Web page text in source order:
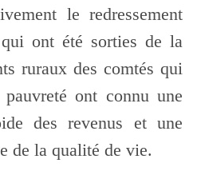
le redressement
ont été sorties de la
ruraux des comtés qui
ont connu une
des revenus et une
de la qualité de vie.